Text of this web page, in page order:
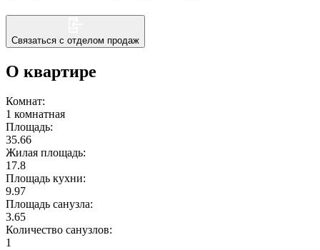
мы в соцсетях
Связаться с отделом продаж
О квартире
Комнат:
1 комнатная
Площадь:
35.66
Жилая площадь:
17.8
Площадь кухни:
9.97
Площадь санузла:
3.65
Количество санузлов:
1